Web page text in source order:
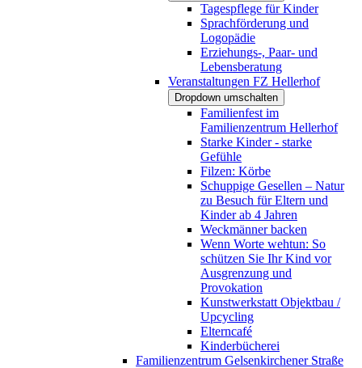
Tagespflege für Kinder
Sprachförderung und
Logopädie
Erziehungs-, Paar- und
Lebensberatung
Veranstaltungen FZ Hellerhof
Dropdown umschalten
Familienfest im
Familienzentrum Hellerhof
Starke Kinder - starke
Gefühle
Filzen: Körbe
Schuppige Gesellen – Natur
zu Besuch für Eltern und
Kinder ab 4 Jahren
Weckmänner backen
Wenn Worte wehtun: So
schützen Sie Ihr Kind vor
Ausgrenzung und
Provokation
Kunstwerkstatt Objektbau /
Upcycling
Elterncafé
Kinderbücherei
Familienzentrum Gelsenkirchener Straße